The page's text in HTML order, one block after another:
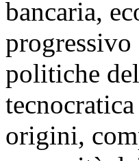
bancaria,
politiche
origini,